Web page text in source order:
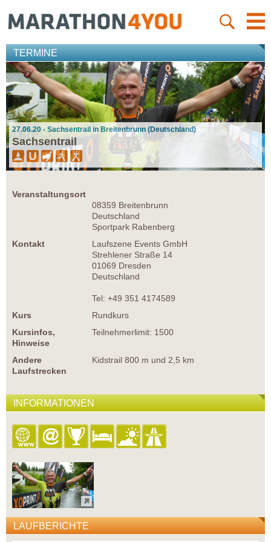
TERMINE
27.06.20 - Sachsentrail in Breitenbrunn (Deutschland)
Sachsentrail
Veranstaltungsort
08359 Breitenbrunn
Deutschland
Sportpark Rabenberg
Kontakt
Laufszene Events GmbH
Strehlener Straße 14
01069 Dresden
Deutschland
Tel: +49 351 4174589
Kurs
Rundkurs
Kursinfos,
Hinweise
Teilnehmerlimit: 1500
Andere
Laufstrecken
Kidstrail 800 m und 2,5 km
INFORMATIONEN
LAUFBERICHTE